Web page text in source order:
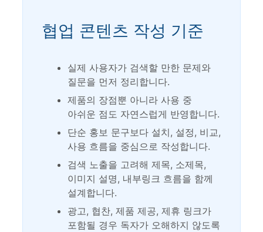
협업 콘텐츠 작성 기준
실제 사용자가 검색할 만한 문제와
질문을 먼저 정리합니다.
제품의 장점뿐 아니라 사용 중
아쉬운 점도 자연스럽게 반영합니다.
단순 홍보 문구보다 설치, 설정, 비교,
사용 흐름을 중심으로 작성합니다.
검색 노출을 고려해 제목, 소제목,
이미지 설명, 내부링크 흐름을 함께
설계합니다.
광고, 협찬, 제품 제공, 제휴 링크가
포함될 경우 독자가 오해하지 않도록